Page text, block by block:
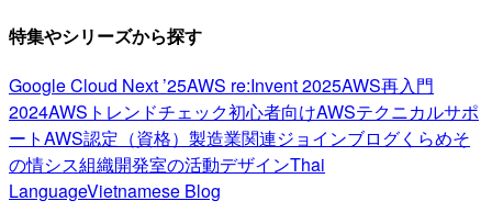
特集やシリーズから探す
Google Cloud Next ’25AWS re:Invent 2025AWS再入門
2024AWSトレンドチェック初心者向けAWSテクニカルサポ
ートAWS認定（資格） 製造業関連ジョインブログくらめそ
の情シス組織開発室の活動デザインThai
LanguageVietnamese Blog